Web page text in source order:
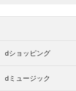
dショッピング
dミュージック